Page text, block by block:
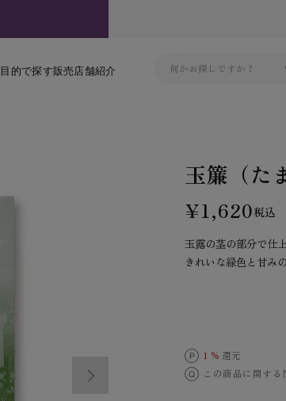
目的で探す販売店舗紹介
玉簾（た
¥1,620税込
玉露の茎の部分で仕
きれいな緑色と甘み
1 % 還元
この商品に関す